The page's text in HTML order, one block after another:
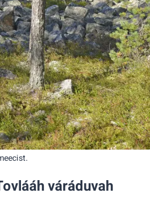
váráduvah